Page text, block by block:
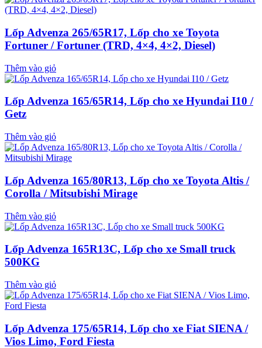
Lốp Advenza 265/65R17, Lốp cho xe Toyota
Fortuner / Fortuner (TRD, 4×4, 4×2, Diesel)
Thêm vào giỏ
Lốp Advenza 165/65R14, Lốp cho xe Hyundai I10 /
Getz
Thêm vào giỏ
Lốp Advenza 165/80R13, Lốp cho xe Toyota Altis /
Corolla / Mitsubishi Mirage
Thêm vào giỏ
Lốp Advenza 165R13C, Lốp cho xe Small truck
500KG
Thêm vào giỏ
Lốp Advenza 175/65R14, Lốp cho xe Fiat SIENA /
Vios Limo, Ford Fiesta